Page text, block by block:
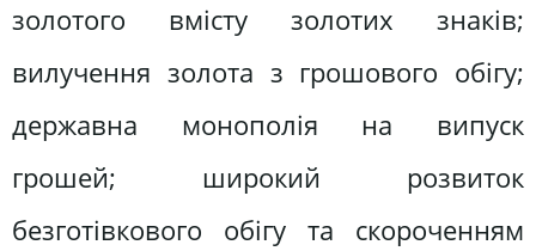
золотого вмісту золотих знаків;
вилучення золота з грошового обігу;
державна монополія на випуск
грошей; широкий розвиток
безготівкового обігу та скороченням